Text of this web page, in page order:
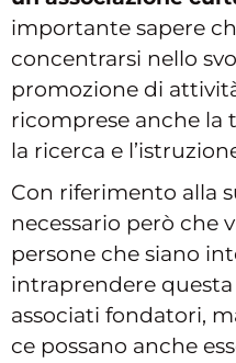
importante sapere
concentrarsi nello
promozione di
ricomprese anche la
la ricerca e
Con riferimento alla
necessario però che
persone che siano
intraprendere
associati fondatori,
ce possano anche